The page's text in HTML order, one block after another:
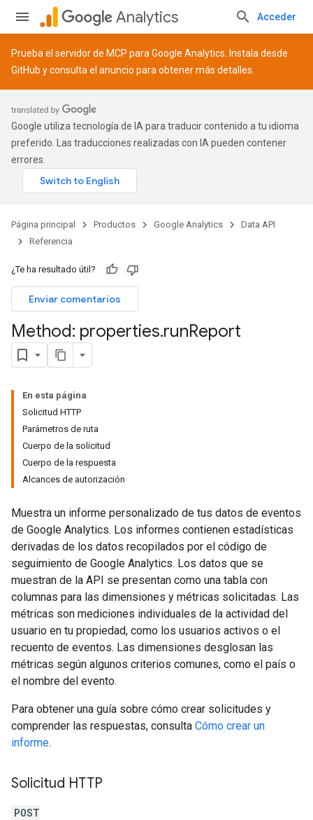
Analytics Acceder
Prueba el servidor de MCP para Google Analytics. Instala desde
GitHub y consulta el anuncio para obtener más detalles.
Google utiliza tecnología de IA para traducir contenido a tu idioma
preferido. Las traducciones realizadas con IA pueden contener
errores.
Página principal Productos Google Analytics
Data API
Referencia
¿Te ha resultado útil?
Enviar comentarios
Method: properties.runReport
En esta página
Solicitud HTTP
Parámetros de ruta
Cuerpo de la solicitud
Cuerpo de la respuesta
Alcances de autorización
Muestra un informe personalizado de tus datos de eventos
de Google Analytics. Los informes contienen estadísticas
derivadas de los datos recopilados por el código de
seguimiento de Google Analytics. Los datos que se
muestran de la API se presentan como una tabla con
columnas para las dimensiones y métricas solicitadas. Las
métricas son mediciones individuales de la actividad del
usuario en tu propiedad, como los usuarios activos o el
recuento de eventos. Las dimensiones desglosan las
métricas según algunos criterios comunes, como el país o
el nombre del evento.
Para obtener una guía sobre cómo crear solicitudes y
comprender las respuestas, consulta Cómo crear un
informe.
Solicitud HTTP
POST